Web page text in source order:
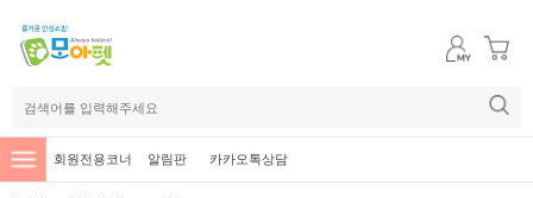
회원전용코너 알림판 카카오톡상담